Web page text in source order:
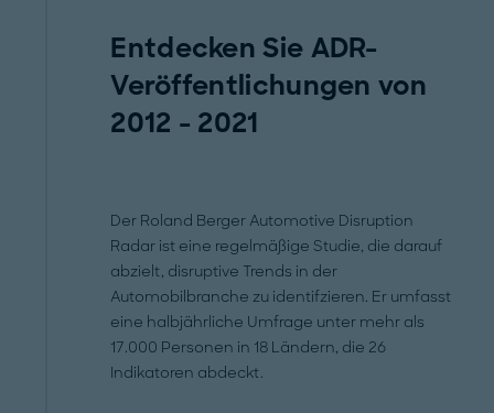
Entdecken Sie ADR-
Veröffentlichungen von
2012 - 2021
Der Roland Berger Automotive Disruption
Radar ist eine regelmäßige Studie, die darauf
abzielt, disruptive Trends in der
Automobilbranche zu identifzieren. Er umfasst
eine halbjährliche Umfrage unter mehr als
17.000 Personen in 18 Ländern, die 26
Indikatoren abdeckt.